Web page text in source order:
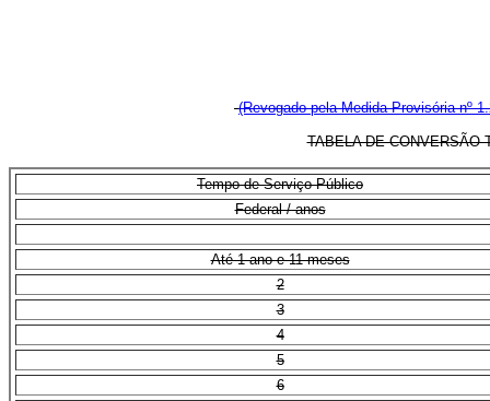
(Revogado pela Medida Provisória nº
TABELA DE CONVERSÃO
Tempo de Serviço Público
Federal / anos
Até 1 ano e 11 meses
2
3
4
5
6